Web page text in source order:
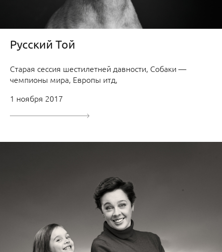
Русский Той
Старая сессия шестилетней давности, Собаки —
чемпионы мира, Европы итд,
1 ноября 2017